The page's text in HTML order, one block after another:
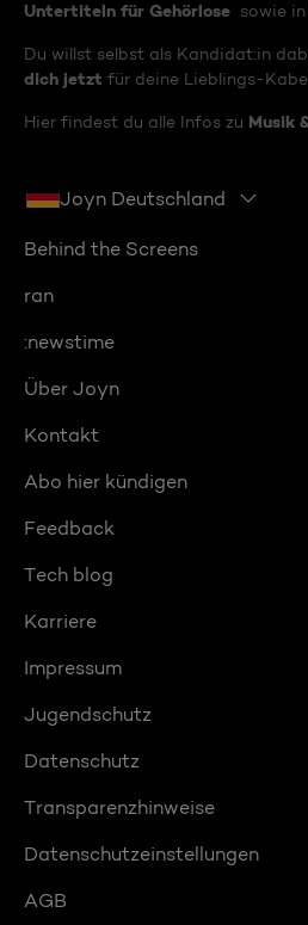
Untertiteln für Gehörlose sowie in
Du willst selbst als Kandidat:in
dich jetzt für deine Lieblings-
Hier findest du alle Infos zu Musik
Joyn Deutschland
Behind the Screens
ran
:newstime
Über Joyn
Kontakt
Abo hier kündigen
Feedback
Tech blog
Karriere
Impressum
Jugendschutz
Datenschutz
Transparenzhinweise
Datenschutzeinstellungen
AGB